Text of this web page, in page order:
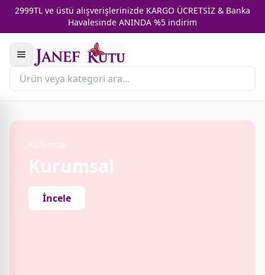
2999TL ve üstü alışverişlerinizde KARGO ÜCRETSİZ & Banka
Havalesinde ANINDA %5 indirim
Kurumsal
Kurumsal
İncele